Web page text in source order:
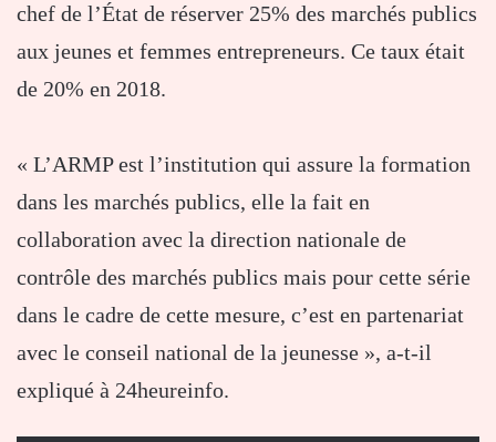
chef de l’État de réserver 25% des marchés publics
aux jeunes et femmes entrepreneurs. Ce taux était
de 20% en 2018.
« L’ARMP est l’institution qui assure la formation
dans les marchés publics, elle la fait en
collaboration avec la direction nationale de
contrôle des marchés publics mais pour cette série
dans le cadre de cette mesure, c’est en partenariat
avec le conseil national de la jeunesse », a-t-il
expliqué à 24heureinfo.